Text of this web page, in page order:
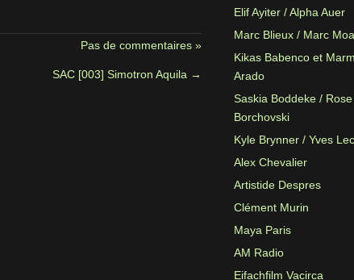
Pas de commentaires »
SAC [003] Simotron Aquila →
Elif Ayiter / Alpha Auer
Marc Blieux / Marc
Kikas Babenco et
Arado
Saskia Boddeke / Rose
Borchovski
Kyle Brynner / Yves
Alex Chevalier
Artistide Despres
Clément Murin
Maya Paris
AM Radio
Eifachfilm Vacirca